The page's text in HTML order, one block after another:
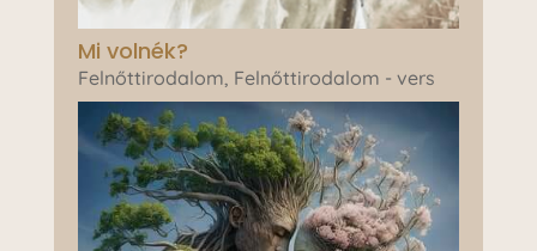
Mi volnék?
Felnőttirodalom, Felnőttirodalom - vers